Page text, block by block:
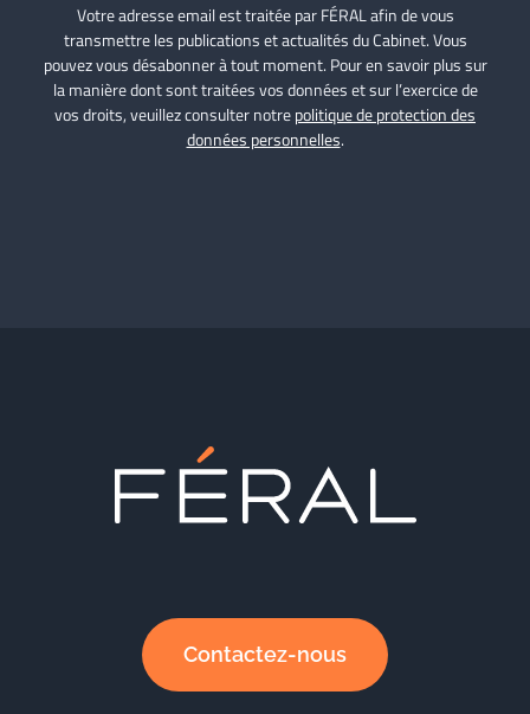
Votre adresse email est traitée par FÉRAL afin de vous
transmettre les publications et actualités du Cabinet. Vous
pouvez vous désabonner à tout moment. Pour en savoir plus sur
la manière dont sont traitées vos données et sur l’exercice de
vos droits, veuillez consulter notrepolitique de protection des
données personnelles.
Contactez-nous